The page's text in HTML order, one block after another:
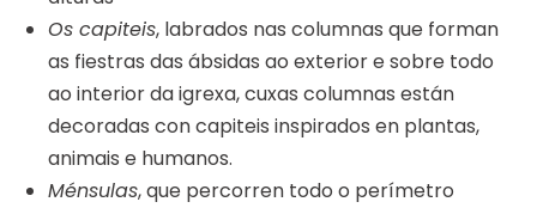
Os capiteis, labrados nas columnas que forman
as fiestras das ábsidas ao exterior e sobre todo
ao interior da igrexa, cuxas columnas están
decoradas con capiteis inspirados en plantas,
animais e humanos.
Ménsulas, que percorren todo o perímetro